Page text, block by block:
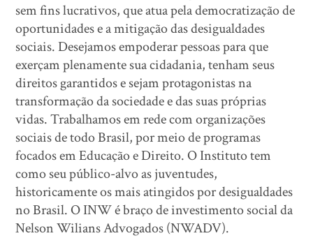
sem fins lucrativos, que atua pela democratização de
oportunidades e a mitigação das desigualdades
sociais. Desejamos empoderar pessoas para que
exerçam plenamente sua cidadania, tenham seus
direitos garantidos e sejam protagonistas na
transformação da sociedade e das suas próprias
vidas. Trabalhamos em rede com organizações
sociais de todo Brasil, por meio de programas
focados em Educação e Direito. O Instituto tem
como seu público-alvo as juventudes,
historicamente os mais atingidos por desigualdades
no Brasil. O INW é braço de investimento social da
Nelson Wilians Advogados (NWADV).